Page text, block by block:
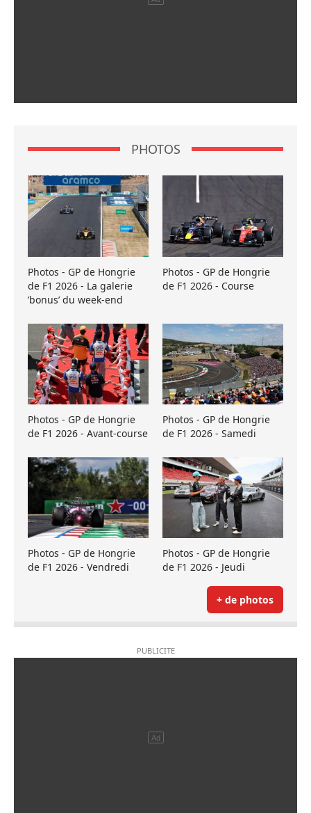
PHOTOS
Photos - GP de Hongrie
de F1 2026 - La galerie
’bonus’ du week-end
Photos - GP de Hongrie
de F1 2026 - Course
Photos - GP de Hongrie
de F1 2026 - Avant-course
Photos - GP de Hongrie
de F1 2026 - Samedi
Photos - GP de Hongrie
de F1 2026 - Vendredi
Photos - GP de Hongrie
de F1 2026 - Jeudi
+ de photos